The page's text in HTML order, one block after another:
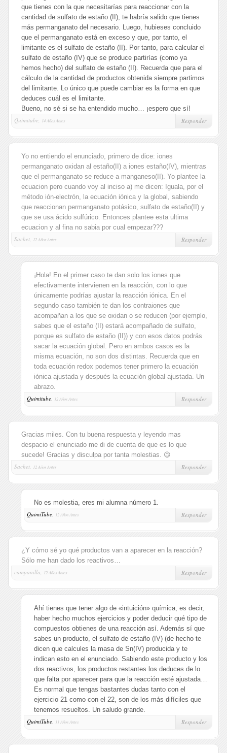
que tienes con la que necesitarías para reaccionar con la
cantidad de sulfato de estaño (II), te habría salido que tienes
más permanganato del necesario. Luego, hubieses concluido
que el permanganato está en exceso y que, por tanto, el
limitante es el sulfato de estaño (II). Por tanto, para calcular el
sulfato de estaño (IV) que se produce partirías (como ya
hemos hecho) del sulfato de estaño (II). Recuerda que para el
cálculo de la cantidad de productos obtenida siempre partimos
del limitante. Lo único que puede cambiar es la forma en que
deduces cuál es el limitante.
Bueno, no sé si se ha entendido mucho… ¡espero que sí!
Quimitube,
14 Años Antes Responder
Yo no entiendo el enunciado, primero de dice: iones
permanganato oxidan al estaño(II) a iones estaño(IV), mientras
que el permanganato se reduce a manganeso(II). Yo plantee la
ecuacion pero cuando voy al inciso a) me dicen: Iguala, por el
método ión-electrón, la ecuación iónica y la global, sabiendo
que reaccionan permanganato potásico, sulfato de estaño(II) y
que se usa ácido sulfúrico. Entonces plantee esta ultima
ecuacion y al fina no sabia por cual empezar???
Sachet,
12 Años Antes Responder
¡Hola! En el primer caso te dan solo los iones que
efectivamente intervienen en la reacción, con lo que
únicamente podrías ajustar la reacción iónica. En el
segundo caso también te dan los contraiones que
acompañan a los que se oxidan o se reducen (por ejemplo,
sabes que el estaño (II) estará acompañado de sulfato,
porque es sulfato de estaño (II)) y con esos datos podrás
sacar la ecuación global. Pero en ambos casos es la
misma ecuación, no son dos distintas. Recuerda que en
toda ecuación redox podemos tener primero la ecuación
iónica ajustada y después la ecuación global ajustada. Un
abrazo.
Quimitube, 12 Años Antes Responder
Gracias miles. Con tu buena respuesta y leyendo mas
despacio el enunciado me di de cuenta de que es lo que
sucede! Gracias y disculpa por tanta molestias. 😉
Sachet,
12 Años Antes Responder
No es molestia, eres mi alumna número 1.
QuimiTube, 12 Años Antes Responder
¿Y cómo sé yo qué productos van a aparecer en la reacción?
Sólo me han dado los reactivos…
campanilla,
12 Años Antes Responder
Ahí tienes que tener algo de «intuición» química, es decir,
haber hecho muchos ejercicios y poder deducir qué tipo de
compuestos obtienes de una reacción así. Además sí que
sabes un producto, el sulfato de estaño (IV) (de hecho te
dicen que calcules la masa de Sn(IV) producida y te
indican esto en el enunciado. Sabiendo este producto y los
dos reactivos, los productos restantes los deduces de lo
que falta por aparecer para que la reacción esté ajustada…
Es normal que tengas bastantes dudas tanto con el
ejercicio 21 como con el 22, son de los más difíciles que
tenemos resueltos. Un saludo grande.
QuimiTube, 11 Años Antes Responder